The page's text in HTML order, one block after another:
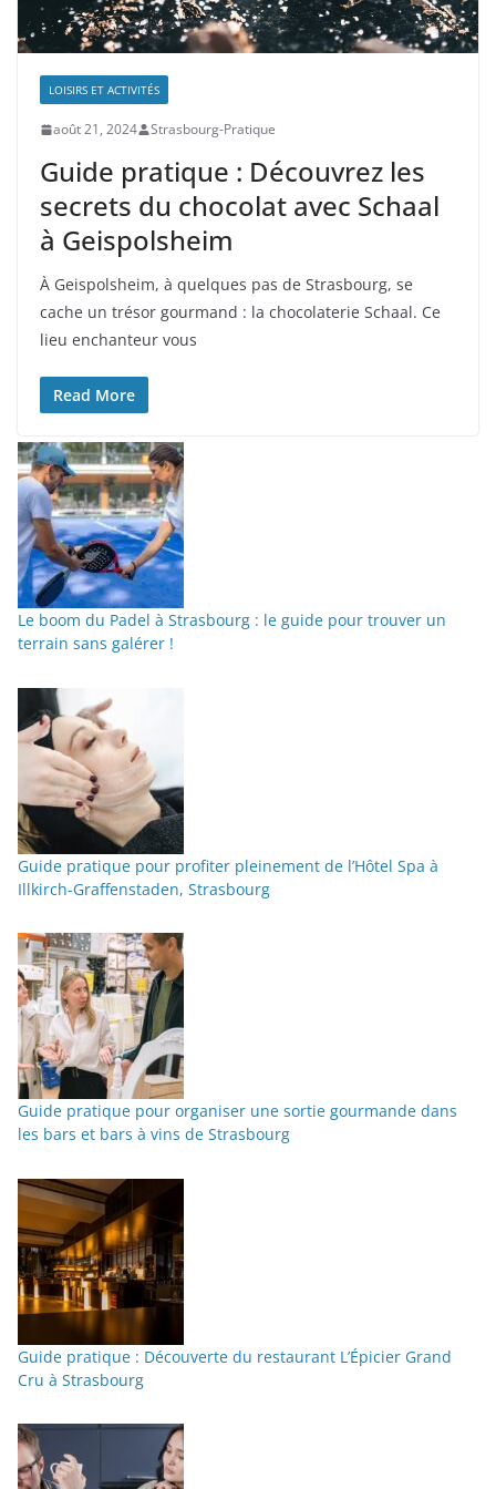
LOISIRS ET ACTIVITÉS
août 21, 2024 Strasbourg-Pratique
Guide pratique : Découvrez les
secrets du chocolat avec Schaal
à Geispolsheim
À Geispolsheim, à quelques pas de Strasbourg, se
cache un trésor gourmand : la chocolaterie Schaal. Ce
lieu enchanteur vous
Read More
Le boom du Padel à Strasbourg : le guide pour trouver un
terrain sans galérer !
Guide pratique pour profiter pleinement de l’Hôtel Spa à
Illkirch-Graffenstaden, Strasbourg
Guide pratique pour organiser une sortie gourmande dans
les bars et bars à vins de Strasbourg
Guide pratique : Découverte du restaurant L’Épicier Grand
Cru à Strasbourg